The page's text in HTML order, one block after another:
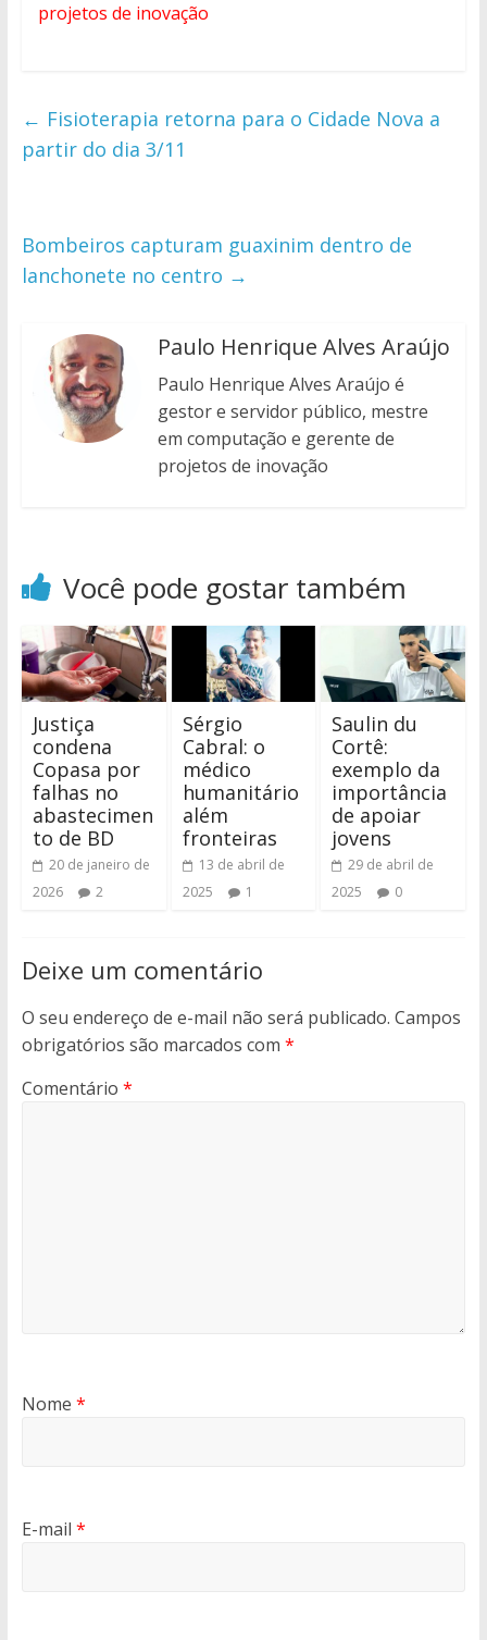
projetos de inovação
← Fisioterapia retorna para o Cidade Nova a
partir do dia 3/11
Bombeiros capturam guaxinim dentro de
lanchonete no centro →
Paulo Henrique Alves Araújo
Paulo Henrique Alves Araújo é
gestor e servidor público, mestre
em computação e gerente de
projetos de inovação
Você pode gostar também
Justiça
condena
Copasa por
falhas no
abastecimen
to de BD
20 de janeiro de
2026
2
Sérgio
Cabral: o
médico
humanitário
além
fronteiras
13 de abril de
2025
1
Saulin du
Cortê:
exemplo da
importância
de apoiar
jovens
29 de abril de
2025
0
Deixe um comentário
O seu endereço de e-mail não será publicado. Campos
obrigatórios são marcados com *
Comentário *
Nome *
E-mail *